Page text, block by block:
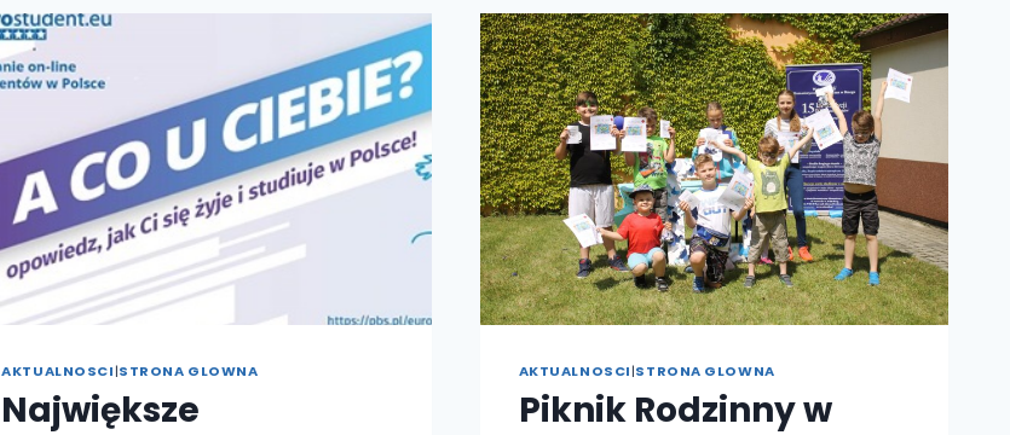
AKTUALNOSCI|STRONA GLOWNA
Największe
AKTUALNOSCI|STRONA GLOWNA
Piknik Rodzinny w